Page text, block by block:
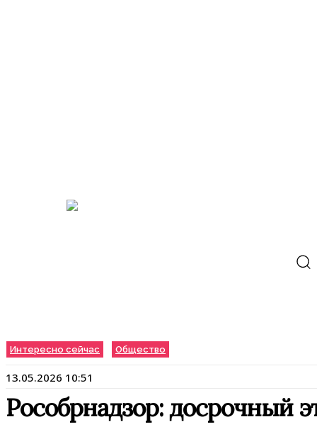
Интересно сейчас Общество
13.05.2026 10:51
Рособрнадзор: досрочный